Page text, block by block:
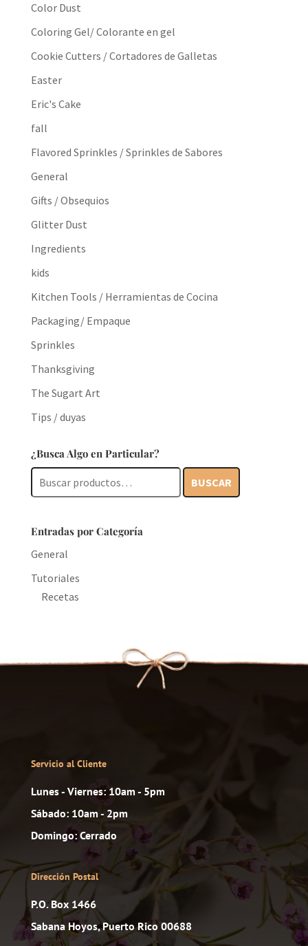
Color Dust
Coloring Gel/ Colorante en gel
Cookie Cutters / Cortadores de Galletas
Easter
Eric's Cake
fall
Flavored Sprinkles / Sprinkles de Sabores
General
Gifts / Obsequios
Glitter Dust
Ingredients
kids
Kitchen Tools / Herramientas de Cocina
Packaging/ Empaque
Sprinkles
Thanksgiving
The Sugart Art
Tips / duyas
¿Busca Algo en Particular?
Buscar
por:
BUSCAR
Entradas por Categoría
General
Tutoriales
Recetas
Servicio al Cliente
Lunes - Viernes: 10am - 5pm
Sábado: 10am - 2pm
Domingo: Cerrado
Dirección Postal
P.O. Box 1466
Sabana Hoyos, Puerto Rico 00688